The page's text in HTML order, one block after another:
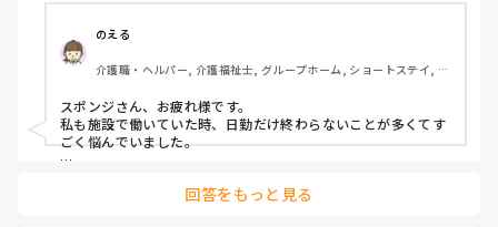
自身で考える僕が仕事が終わらない要因は
①タイムスケジュール化が上手くできていない
②技術面
③報告しなくていい事、した方がいい事のグレーゾーン。
③に関しては現場慣れでしかないと思うのですが
僕は全てを共有しないといけないとある種の強迫観念があり
夫と言うが身体の異常など。
のえる
介護職・ヘルパー, 介護福祉士, グループホーム, ショートステイ, デ
護
スポンジさん、お疲れ様です。
私も施設で働いていた時、日勤だけ終わらないことが多くてす
ごく悩んでいました。
回答をもっと見る